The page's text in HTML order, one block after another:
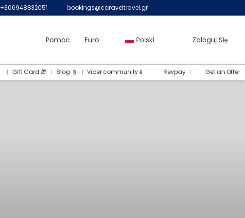
+306948832051 bookings@caraveltravel.gr
Pomoc Euro Polski Zaloguj Się
Gift Card 🎁 Blog 📓 Viber community📱 Revpay Get an Offer